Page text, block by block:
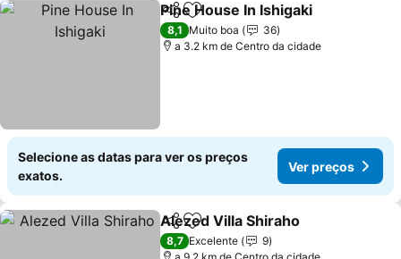
PartilharAdicionar aos favoritos
Pine House In Ishigaki
8,1 Muito boa
36
a 3.2 km de Centro da cidade
Selecione as datas para ver os preços
exatos.
Ver preços
PartilharAdicionar aos favoritos
Alezed Villa Shiraho
8,7 Excelente
9